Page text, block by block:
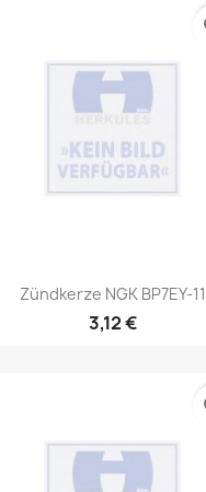
Vorschau
Zündkerze NGK BP7EY-11
3,12 €